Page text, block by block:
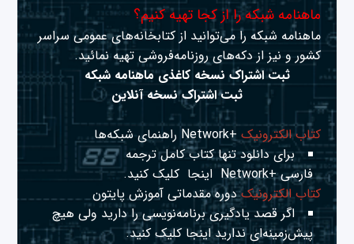
ماهنامه شبکه را از کجا تهیه کنیم؟
ماهنامه شبکه را می‌توانید از کتابخانه‌های عمومی سراسر
کشور و نیز از دکه‌های روزنامه‌فروشی تهیه نمائید.
ثبت اشتراک نسخه کاغذی ماهنامه شبکه
ثبت اشتراک نسخه آنلاین
کتاب الکترونیک+Network راهنمای شبکه‌ها
برای دانلود تنها کتاب کامل ترجمه
فارسی +Network
اینجا کلیک کنید.
کتاب الکترونیکدوره مقدماتی آموزش پایتون
اگر قصد یادگیری برنامه‌نویسی را دارید ولی هیچ
پیش‌زمینه‌ای نداریداینجا کلیک کنید.